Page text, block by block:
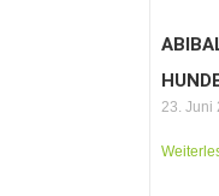
23. Juni